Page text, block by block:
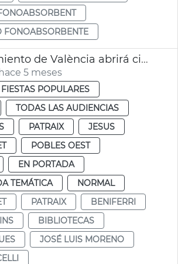
FONOABSORBENTE
El Ayuntamiento de València abrirá cinco bibliotecas 24 horas durante las épocas de exámenes
5 meses
POPULARES
TODAS LAS AUDIENCIAS
PATRAIX
JESUS
POBLES OEST
EN PORTADA
TEMÁTICA
NORMAL
PATRAIX
BENIFERRI
BIBLIOTECAS
JOSÉ LUIS MORENO